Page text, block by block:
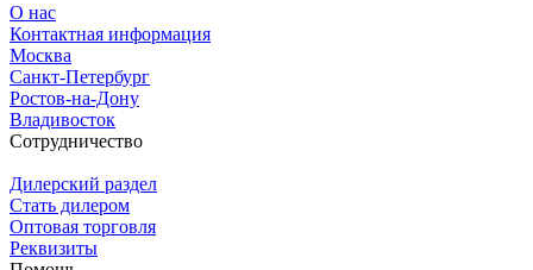
О нас
Контактная информация
Москва
Санкт-Петербург
Ростов-на-Дону
Владивосток
Сотрудничество
Дилерский раздел
Стать дилером
Оптовая торговля
Реквизиты